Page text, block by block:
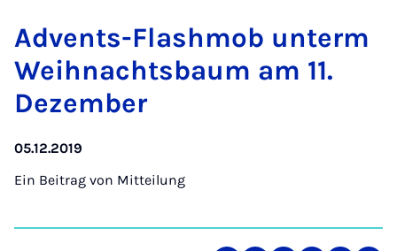
Ad­vents-Flas­h­mob un­term
Weih­nachts­baum am 11.
De­zem­ber
05.12.2019
Ein Beitrag von Mitteilung